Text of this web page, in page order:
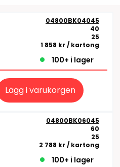
04800BK04045
40
25
1 858 kr / kartong
100+ i lager
Lägg i varukorgen
04800BK06045
60
25
2 788 kr / kartong
100+ i lager